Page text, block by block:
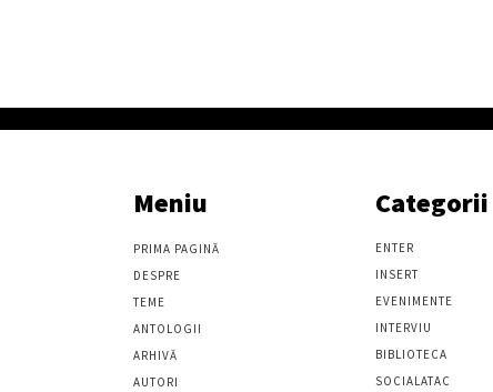
Meniu
PRIMA PAGINĂ
DESPRE
TEME
ANTOLOGII
ARHIVĂ
AUTORI
Categorii
ENTER
INSERT
EVENIMENTE
INTERVIU
BIBLIOTECA
SOCIALATAC